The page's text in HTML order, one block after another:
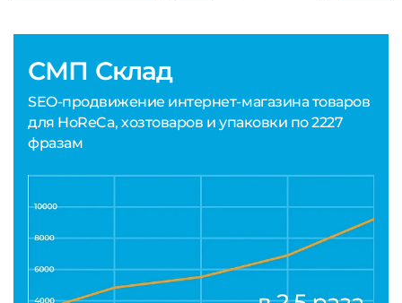
СМП Склад
SEO-продвижение интернет-магазина товаров
для HoReCa, хозтоваров и упаковки по 2227
фразам